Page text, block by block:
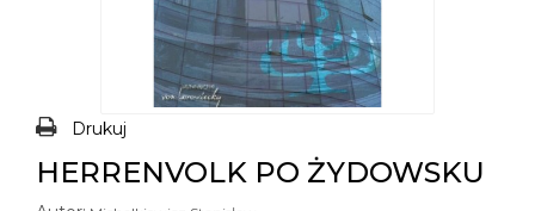
Drukuj
HERRENVOLK PO ŻYDOWSKU